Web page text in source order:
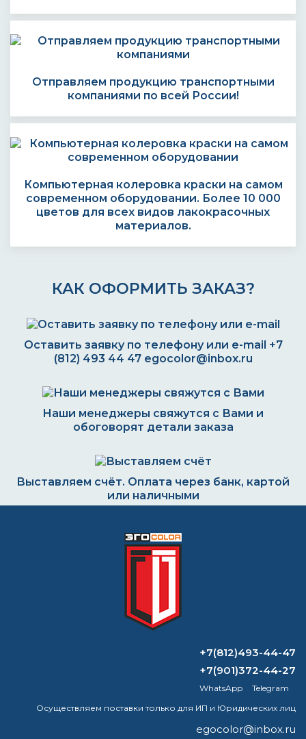
Отправляем продукцию транспортными
компаниями по всей России!
Компьютерная колеровка краски на самом
современном оборудовании. Более 10 000
цветов для всех видов лакокрасочных
материалов.
КАК ОФОРМИТЬ ЗАКАЗ?
Оставить заявку по телефону или e-mail +7
(812) 493 44 47 egocolor@inbox.ru
Наши менеджеры свяжутся с Вами и
обоговорят детали заказа
Выставляем счёт. Оплата через банк, картой
или наличными
Формируем заказ и отправляем транспортной
компанией
Является ли эмалевая краска
+7(812)493-44-47
+7(901)372-44-27
WhatsApp
Telegram
Осуществляем поставки только для ИП и Юридических лиц
egocolor@inbox.ru